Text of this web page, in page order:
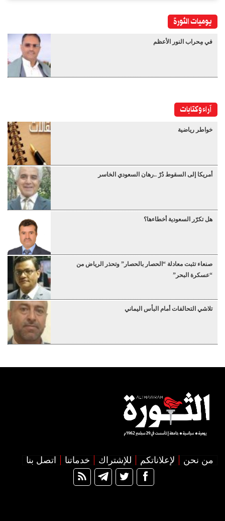
يوميات الثورة
في مِحراب النور الأعظم
آراء وكتابات
خواطر رياضية
أمريكا إلى السقوط دُرْ ..رهان السعودي الخاسر
هل تكرّر السعودية أخطاءها؟
صنعاء تثبت معادلة “الحصار بالحصار” وتحذر الرياض من
“عسكرة البحر”
تلاشي التحالفات أمام البأس اليماني
من نحن لإعلاناتكم للإشتراك خدماتنا اتصل بنا